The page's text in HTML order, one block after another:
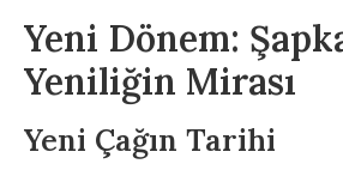
Yeni Dönem:
Yeniliğin Mirası
Yeni Çağın Tarihi